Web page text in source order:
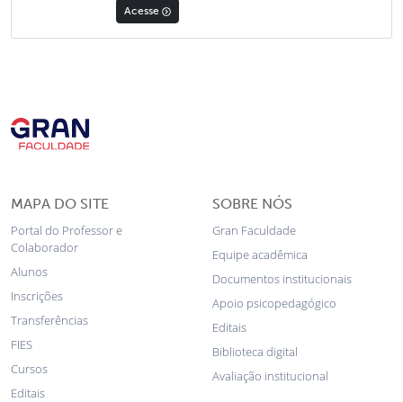
Acesse
MAPA DO SITE
Portal do Professor e
Colaborador
Alunos
Inscrições
Transferências
FIES
Cursos
Editais
SOBRE NÓS
Gran Faculdade
Equipe acadêmica
Documentos institucionais
Apoio psicopedagógico
Editais
Biblioteca digital
Avaliação institucional